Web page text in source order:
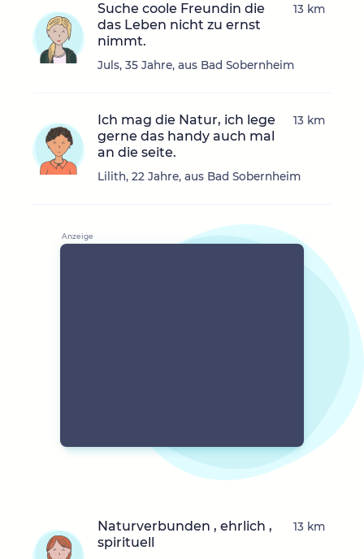
Suche coole Freundin die
das Leben nicht zu ernst
nimmt.
Juls, 35 Jahre, aus Bad Sobernheim
13 km
Ich mag die Natur, ich lege
gerne das handy auch mal
an die seite.
Lilith, 22 Jahre, aus Bad Sobernheim
13 km
Naturverbunden , ehrlich ,
spirituell
13 km